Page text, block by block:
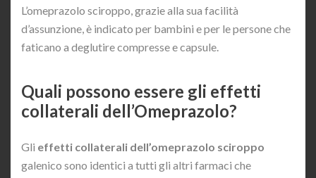
L’omeprazolo sciroppo, grazie alla sua facilità
d’assunzione, è indicato per bambini e per le persone che
faticano a deglutire compresse e capsule.
Quali possono essere gli effetti
collaterali dell’Omeprazolo?
Gli effetti collaterali dell’omeprazolo sciroppo
galenico sono identici a tutti gli altri farmaci che